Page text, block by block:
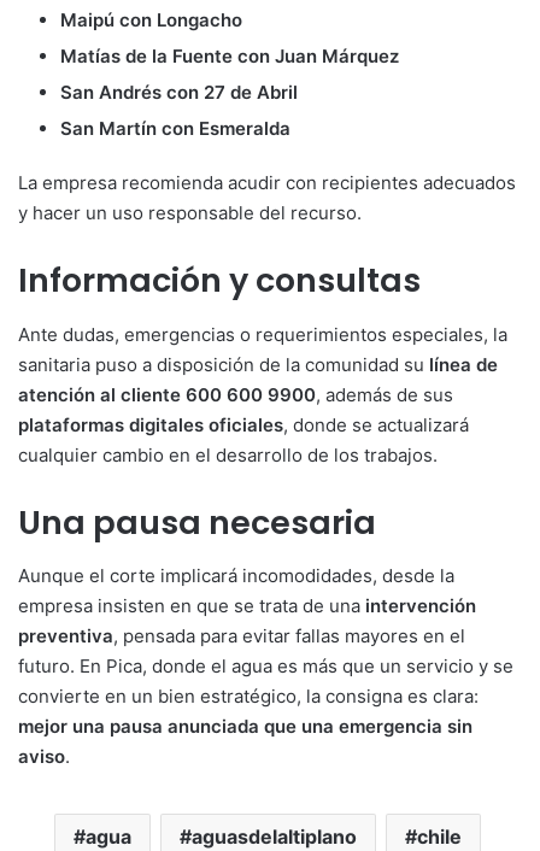
Maipú con Longacho
Matías de la Fuente con Juan Márquez
San Andrés con 27 de Abril
San Martín con Esmeralda
La empresa recomienda acudir con recipientes adecuados
y hacer un uso responsable del recurso.
Información y consultas
Ante dudas, emergencias o requerimientos especiales, la
sanitaria puso a disposición de la comunidad su línea de
atención al cliente 600 600 9900, además de sus
plataformas digitales oficiales, donde se actualizará
cualquier cambio en el desarrollo de los trabajos.
Una pausa necesaria
Aunque el corte implicará incomodidades, desde la
empresa insisten en que se trata de una intervención
preventiva, pensada para evitar fallas mayores en el
futuro. En Pica, donde el agua es más que un servicio y se
convierte en un bien estratégico, la consigna es clara:
mejor una pausa anunciada que una emergencia sin
aviso.
agua aguasdelaltiplano chile